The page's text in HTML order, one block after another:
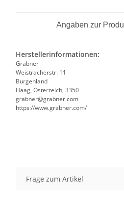
Angaben zur
Herstellerinformationen:
Grabner
Weistracherstr. 11
Burgenland
Haag, Österreich, 3350
grabner@grabner.com
https://www.grabner.com/
Frage zum Artikel